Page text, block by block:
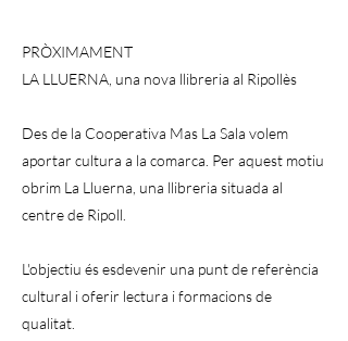
PRÒXIMAMENT
LA LLUERNA, una nova llibreria al Ripollès
Des de la Cooperativa Mas La Sala volem
aportar cultura a la comarca. Per aquest motiu
obrim La Lluerna, una llibreria situada al
centre de Ripoll.
L'objectiu és esdevenir una punt de referència
cultural i oferir lectura i formacions de
qualitat.